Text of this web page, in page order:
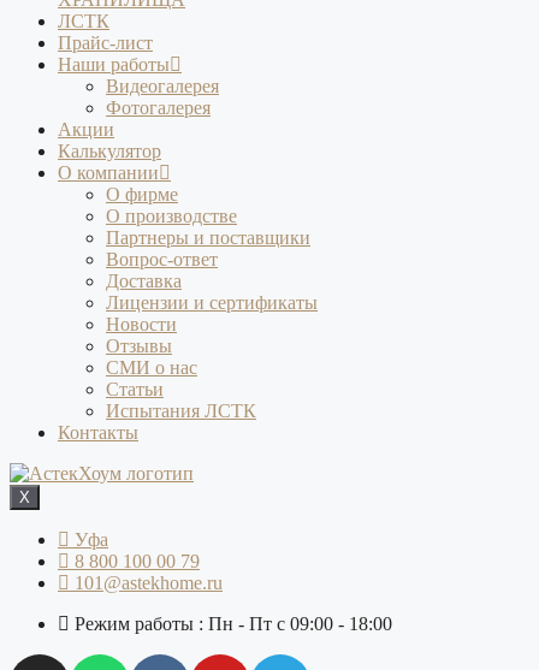
ЛСТК
Прайс-лист
Наши работы
Видеогалерея
Фотогалерея
Акции
Калькулятор
О компании
О фирме
О производстве
Партнеры и поставщики
Вопрос-ответ
Доставка
Лицензии и сертификаты
Новости
Отзывы
СМИ о нас
Статьи
Испытания ЛСТК
Контакты
X
Уфа
8 800 100 00 79
101@astekhome.ru
Режим работы : Пн - Пт с 09:00 - 18:00